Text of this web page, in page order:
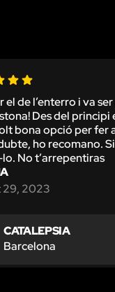
el de l’enterro i va
Des del
bona opció per fer
ho recomano.
No t’arrepentiras
29, 2023
CATALEPSIA
Barcelona